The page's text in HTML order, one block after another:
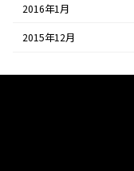
2016年1月
2015年12月